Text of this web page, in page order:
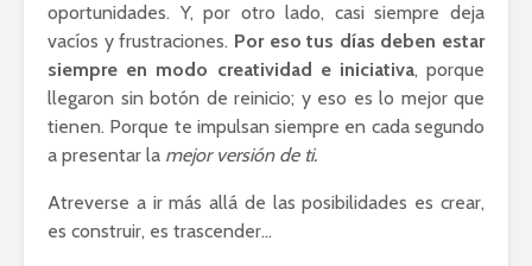
oportunidades. Y, por otro lado, casi siempre deja
vacíos y frustraciones. Por eso tus días deben estar
siempre en modo creatividad e iniciativa, porque
llegaron sin botón de reinicio; y eso es lo mejor que
tienen. Porque te impulsan siempre en cada segundo
a presentar la mejor versión de ti.
Atreverse a ir más allá de las posibilidades es crear,
es construir, es trascender…